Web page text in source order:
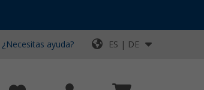
¿Necesitas ayuda? ES | DE